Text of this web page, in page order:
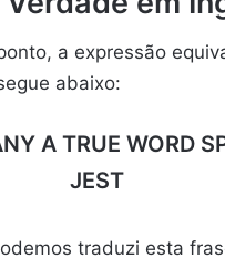
a expressão
abaixo:
A TRUE WORD
JEST
traduzi esta